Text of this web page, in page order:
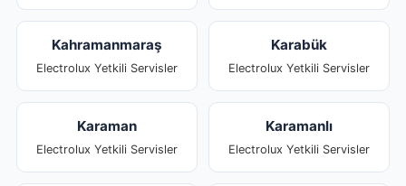
Kahramanmaraş
Electrolux Yetkili Servisler
Karabük
Electrolux Yetkili Servisler
Karaman
Electrolux Yetkili Servisler
Karamanlı
Electrolux Yetkili Servisler